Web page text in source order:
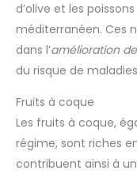
d’olive et les
méditerranéen. Ces
dans l’amélioration
du risque de
Fruits à coque
Les fruits à coque,
régime, sont riches
contribuent ainsi à